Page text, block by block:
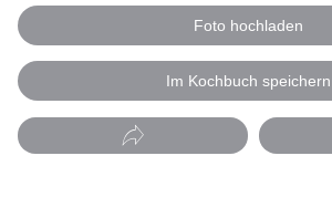
Foto hochladen
Im Kochbuch speichern